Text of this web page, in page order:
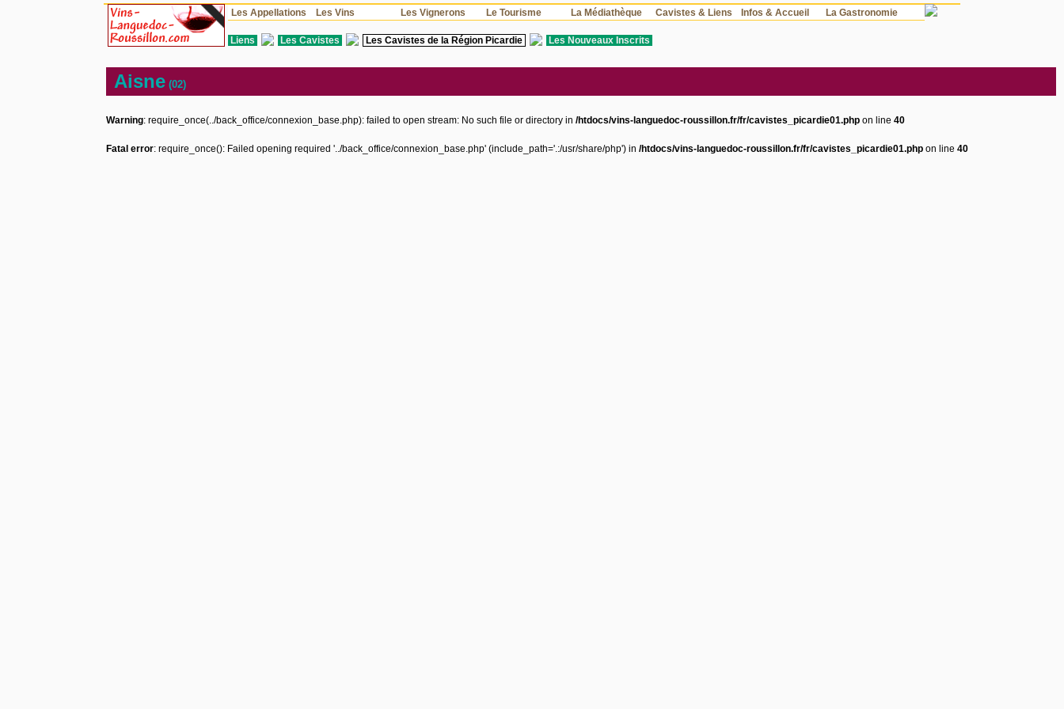
Les Appellations Les Vins Les Vignerons Le Tourisme La Médiathèque Cavistes & Liens Infos & Accueil La Gastronomie
Liens Les Cavistes Les Cavistes de la Région Picardie Les Nouveaux Inscrits
Aisne (02)
Warning: require_once(../back_office/connexion_base.php): failed to open stream: No such file or directory in /htdocs/vins-languedoc-roussillon.fr/fr/cavistes_picardie01.php on line 40
Fatal error: require_once(): Failed opening required '../back_office/connexion_base.php' (include_path='.:/usr/share/php') in /htdocs/vins-languedoc-roussillon.fr/fr/cavistes_picardie01.php on line 40